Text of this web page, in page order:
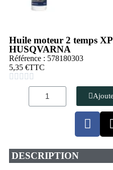
Huile moteur 2 temps
HUSQVARNA
Référence : 578180303
5,35 €TTC
    
DESCRIPTION